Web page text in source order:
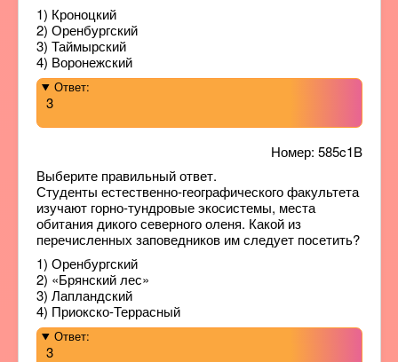
1) Кроноцкий
2) Оренбургский
3) Таймырский
4) Воронежский
Ответ:
3
Номер: 585c1B
Выберите правильный ответ.
Студенты естественно-географического факультета
изучают горно-тундровые экосистемы, места
обитания дикого северного оленя. Какой из
перечисленных заповедников им следует посетить?
1) Оренбургский
2) «Брянский лес»
3) Лапландский
4) Приокско-Террасный
Ответ:
3